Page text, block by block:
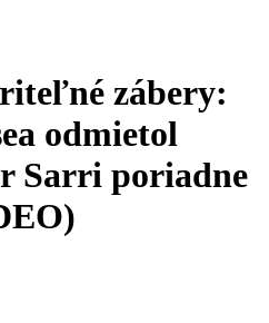
zábery:
odmietol
Sarri poriadne